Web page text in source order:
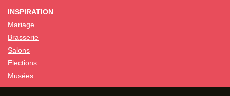
INSPIRATION
Mariage
Brasserie
Salons
Elections
Musées